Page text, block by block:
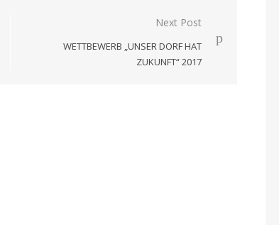
Next Post
WETTBEWERB „UNSER DORF HAT
ZUKUNFT“ 2017